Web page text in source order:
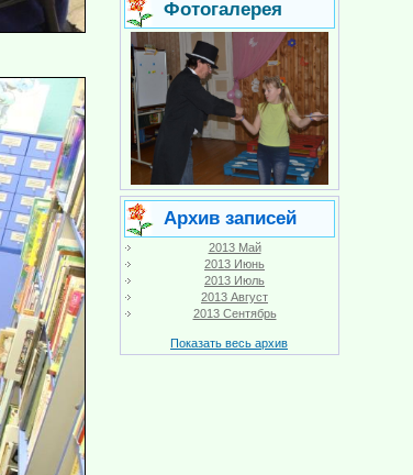
Фотогалерея
Архив записей
2013 Май
2013 Июнь
2013 Июль
2013 Август
2013 Сентябрь
Показать весь архив